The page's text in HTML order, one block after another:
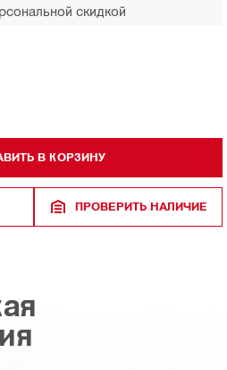
скидкой
В КОРЗИНУ
ПРОВЕРИТЬ НАЛИЧИЕ